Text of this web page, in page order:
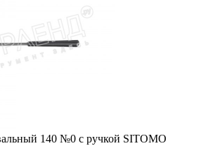
140 №0 с ручкой SITOMO